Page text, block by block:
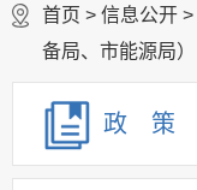
首页 > 信息公开 >
备局、市能源局）
政 策